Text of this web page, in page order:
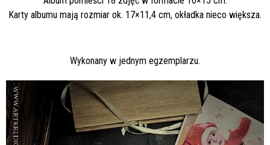
Karty albumu mają rozmiar ok. 17×11,4 cm, okładka nieco większa.
Wykonany w jednym egzemplarzu.